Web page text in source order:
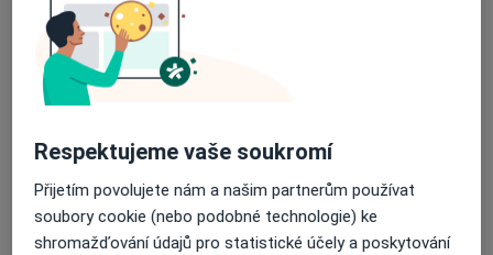
Dentální hygiena
Od 1 000 Kč Detaily
Keramická korunka
Detaily
Prevence zubního kazu
Detaily
Respektujeme vaše soukromí
Přijetím povolujete nám a našim partnerům používat
soubory cookie (nebo podobné technologie) ke
shromažďování údajů pro statistické účely a poskytování